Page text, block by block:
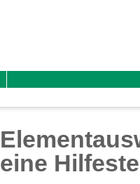
eine